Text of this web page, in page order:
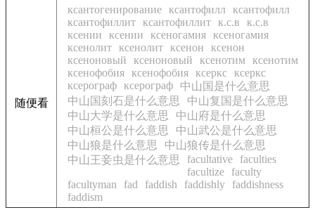
随便看
ксантогенирование ксантофилл
ксантофилл
ксантофиллит ксантофиллит к.с.в
к.с.в
ксении
ксении ксеногамия ксеногамия
ксенолит ксенолит ксенон
ксенон
ксеноновый
ксеноновый ксенотим ксенотим
ксенофобия ксенофобия ксеркс ксеркс
ксерограф ксерограф
中山国是什么意思
中山国刻石是什么意思
中山复国是什么意思
中山大学是什么意思
中山府是什么意思
中山桓公是什么意思
中山武公是什么意思
中山狼是什么意思
中山狼传是什么意思
中山王妾虫是什么意思 facultative
faculties
facultize
faculty
facultyman
fad faddish faddishly
faddishness
faddism